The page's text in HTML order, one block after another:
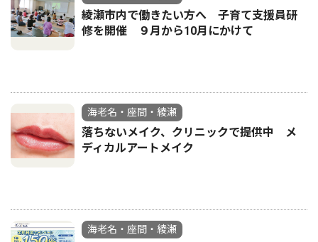
綾瀬市内で働きたい方へ 子育て支援員研
修を開催 ９月から10月にかけて
海老名・座間・綾瀬
落ちないメイク、クリニックで提供中 メ
ディカルアートメイク
海老名・座間・綾瀬